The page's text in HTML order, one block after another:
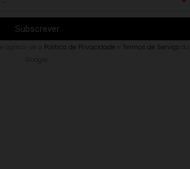
Politica de Privacidade Termos de Serviço